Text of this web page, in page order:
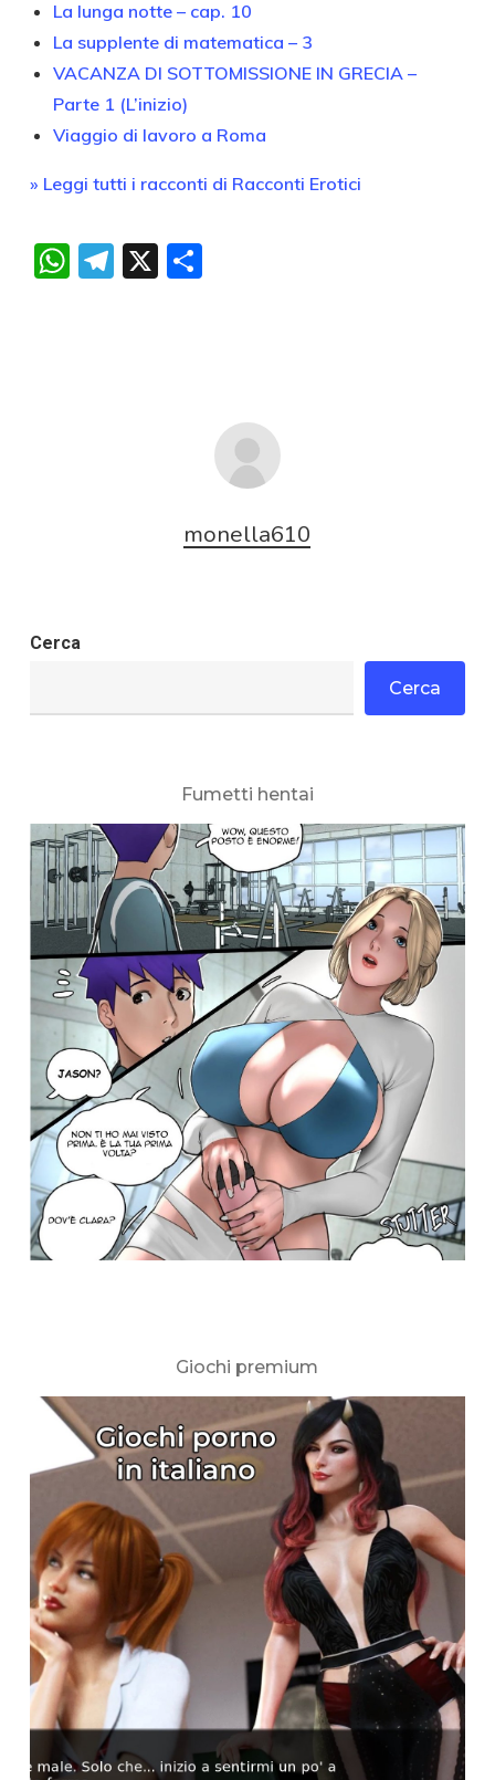
La lunga notte – cap. 10
La supplente di matematica – 3
VACANZA DI SOTTOMISSIONE IN GRECIA –
Parte 1 (L’inizio)
Viaggio di lavoro a Roma
» Leggi tutti i racconti di Racconti Erotici
WhatsApp
Telegram
X Condividi
monella610
Cerca
Cerca
Fumetti hentai
Giochi premium